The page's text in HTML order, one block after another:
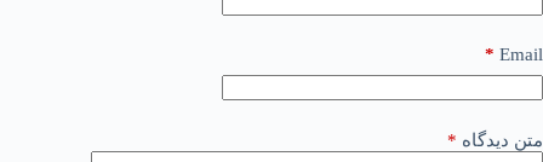
Email
*
متن دیدگاه *